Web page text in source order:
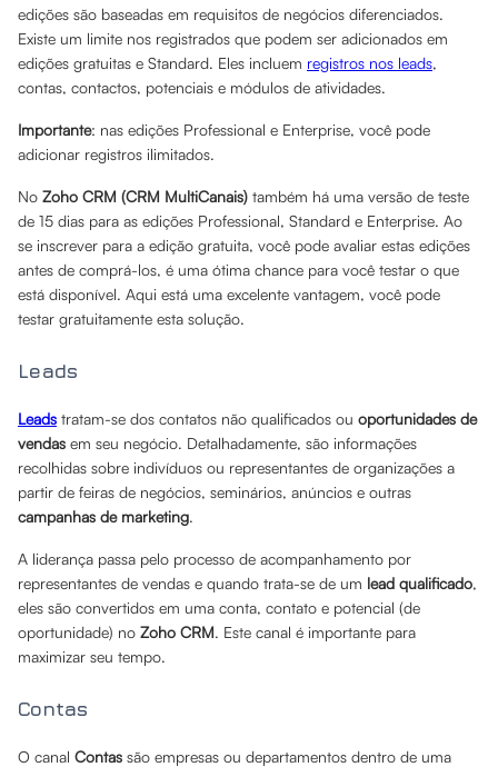
edições são baseadas em requisitos de negócios diferenciados.
Existe um limite nos registrados que podem ser adicionados em
edições gratuitas e Standard. Eles incluem registros nos leads,
contas, contactos, potenciais e módulos de atividades.
Importante: nas edições Professional e Enterprise, você pode
adicionar registros ilimitados.
No Zoho CRM (CRM MultiCanais) também há uma versão de teste
de 15 dias para as edições Professional, Standard e Enterprise. Ao
se inscrever para a edição gratuita, você pode avaliar estas edições
antes de comprá-los, é uma ótima chance para você testar o que
está disponível. Aqui está uma excelente vantagem, você pode
testar gratuitamente esta solução.
Leads
Leads tratam-se dos contatos não qualificados ou oportunidades de
vendas em seu negócio. Detalhadamente, são informações
recolhidas sobre indivíduos ou representantes de organizações a
partir de feiras de negócios, seminários, anúncios e outras
campanhas de marketing.
A liderança passa pelo processo de acompanhamento por
representantes de vendas e quando trata-se de um lead qualificado,
eles são convertidos em uma conta, contato e potencial (de
oportunidade) no Zoho CRM. Este canal é importante para
maximizar seu tempo.
Contas
O canal Contas são empresas ou departamentos dentro de uma